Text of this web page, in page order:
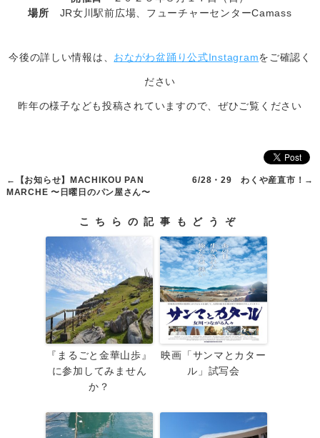
場所 JR女川駅前広場、フューチャーセンターCamass
今後の詳しい情報は、 おながわ盆踊り公式Instagramをご確認く
ださい
昨年の様子なども投稿されていますので、ぜひご覧ください
←
【お知らせ】MACHIKOU PAN
MARCHE 〜日曜日のパン屋さん〜
6/28・29 わくや産直市！ →
こちらの記事もどうぞ
『まるごと金華山歩』
に参加してみません
か？
映画「サンマとカター
ル」試写会